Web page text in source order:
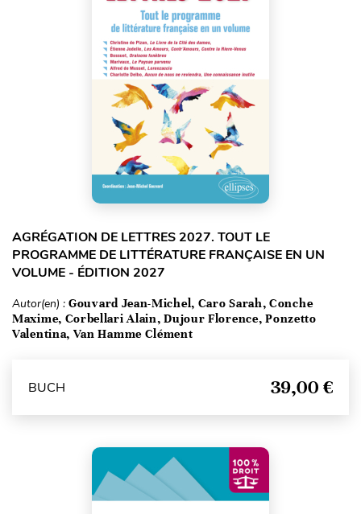
AGRÉGATION DE LETTRES 2027. TOUT LE
PROGRAMME DE LITTÉRATURE FRANÇAISE EN UN
VOLUME - ÉDITION 2027
Autor(en) : Gouvard Jean-Michel, Caro Sarah, Conche
Maxime, Corbellari Alain, Dujour Florence, Ponzetto
Valentina, Van Hamme Clément
BUCH 39,00 €